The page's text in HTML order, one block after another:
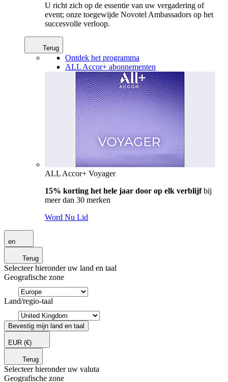
U richt zich op de essentie van uw vergadering of
event; onze toegewijde Novotel Ambassadors op het
succesvolle verloop.
Terug
Ontdek het programma
ALL Accor+ abonnementen
ALL Accor+ Voyager
15% korting het hele jaar door op elk verblijfbij
meer dan 30 merken
Word Nu Lid
en
Terug
Selecteer hieronder uw land en taal
Geografische zone
Land/regio-taal
Bevestig mijn land en taal
EUR (€)
Terug
Selecteer hieronder uw valuta
Geografische zone